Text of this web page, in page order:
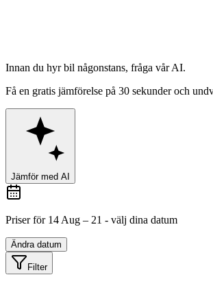
Innan du hyr bil någonstans, fråga vår AI.
Få en gratis jämförelse på 30 sekunder och
Jämför med AI
Priser för 14 Aug – 21 - välj dina datum
Ändra datum
Filter